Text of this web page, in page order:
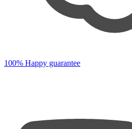
100% Happy guarantee